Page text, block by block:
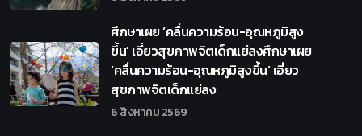
ศึกษาเผย ‘คลื่นความร้อน-อุณหภูมิสูง
ขึ้น’ เอี่ยวสุขภาพจิตเด็กแย่ลงศึกษาเผย
‘คลื่นความร้อน-อุณหภูมิสูงขึ้น’ เอี่ยว
สุขภาพจิตเด็กแย่ลง
6 สิงหาคม 2569